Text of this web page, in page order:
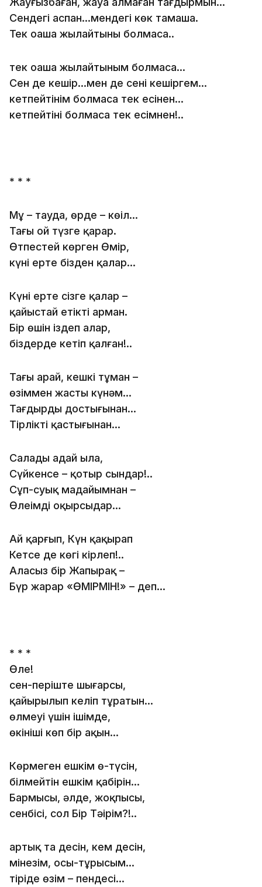
Сендегі аспан…мендегі көк тамаша.
Тек оңаша жылайтының болмаса..
тек оңаша жылайтыным болмаса…
Сен де кешір…мен де сені кешіргем…
кетпейтінім болмаса тек есіңнен…
кетпейтінің болмаса тек есімнен!..
* * *
Мұң – тауда, өрде – көңіл…
Тағы ой түзге қарар.
Өтпестей көрген Өмір,
күні ертең бізден қалар…
Күні ертең сізге қалар –
қайыстай етікті арман.
Бір өшін іздеп алар,
біздерде кетіп қалған!..
Таңғы арай, кешкі тұман –
өзіммен жасты күнәм…
Тағдырдың достығынан…
Тірліктің қастығынан…
Салады аңдай ылаң,
Сүйкенсе – қотыр сындар!..
Сұп-суық маңдайымнан –
Өлеңімді оқырсыңдар…
Ай қарғып, Күн қақырап
Кетсе де көгің кірлеп!..
Алаңсыз бір Жапырақ –
Бүр жарар «ӨМІРМІН!» – деп…
* * *
Өлең!
сен-періште шығарсың,
қайырылып келіп тұратын…
өлмеуі үшін ішімде,
өкініші көп бір ақын…
Көрмеген ешкім өң-түсін,
білмейтін ешкім қабірін…
Бармысың, әлде, жоқпысың,
сенбісің, сол Бір Тәңірім?!..
артық та десін, кем десін,
мінезім, осы-тұрысым…
тіріде өзім – пендесің…